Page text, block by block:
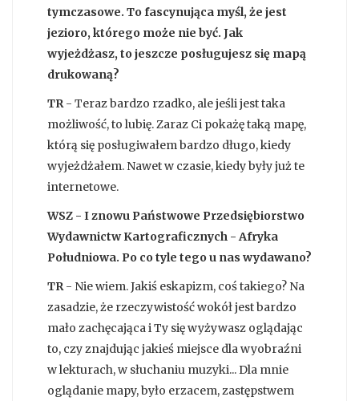
tymczasowe. To fascynująca myśl, że jest
jezioro, którego może nie być. Jak
wyjeżdżasz, to jeszcze posługujesz się mapą
drukowaną?
TR- Teraz bardzo rzadko, ale jeśli jest taka
możliwość, to lubię. Zaraz Ci pokażę taką mapę,
którą się posługiwałem bardzo długo, kiedy
wyjeżdżałem. Nawet w czasie, kiedy były już te
internetowe.
WSZ - I znowu Państwowe Przedsiębiorstwo
Wydawnictw Kartograficznych - Afryka
Południowa. Po co tyle tego u nas wydawano?
TR- Nie wiem. Jakiś eskapizm, coś takiego? Na
zasadzie, że rzeczywistość wokół jest bardzo
mało zachęcająca i Ty się wyżywasz oglądając
to, czy znajdując jakieś miejsce dla wyobraźni
w lekturach, w słuchaniu muzyki... Dla mnie
oglądanie mapy, było erzacem, zastępstwem